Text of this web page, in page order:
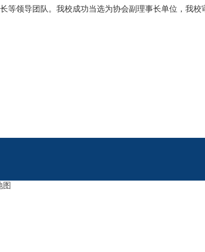
等领导团队 。 我校成功当选为协会副理事长单位，我校
图